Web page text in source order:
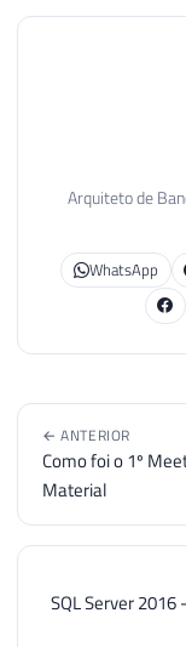
Arquiteto de
WhatsApp
← ANTERIOR
Como foi o 1º
Material
SQL Server